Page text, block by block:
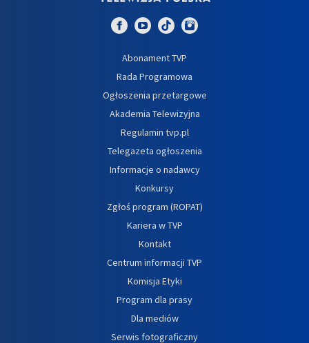
Abonament TVP
Rada Programowa
Ogłoszenia przetargowe
Akademia Telewizyjna
Regulamin tvp.pl
Telegazeta ogłoszenia
Informacje o nadawcy
Konkursy
Zgłoś program (ROPAT)
Kariera w TVP
Kontakt
Centrum informacji TVP
Komisja Etyki
Program dla prasy
Dla mediów
Serwis fotograficzny